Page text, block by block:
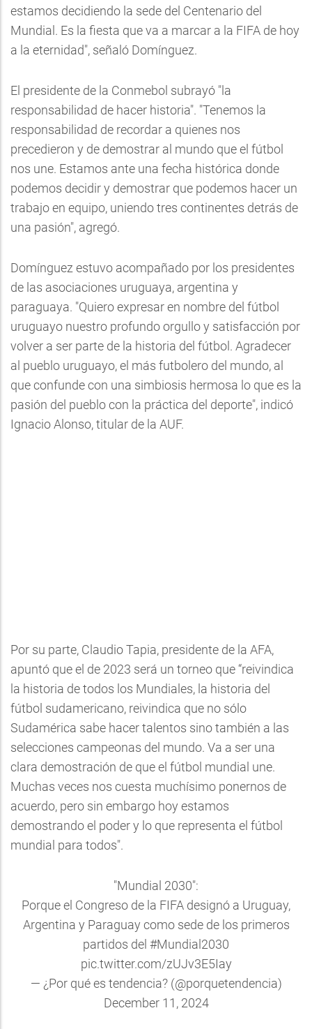
estamos decidiendo la sede del Centenario del
Mundial. Es la fiesta que va a marcar a la FIFA de hoy
a la eternidad", señaló Domínguez.
El presidente de la Conmebol subrayó "la
responsabilidad de hacer historia". "Tenemos la
responsabilidad de recordar a quienes nos
precedieron y de demostrar al mundo que el fútbol
nos une. Estamos ante una fecha histórica donde
podemos decidir y demostrar que podemos hacer un
trabajo en equipo, uniendo tres continentes detrás de
una pasión", agregó.
Domínguez estuvo acompañado por los presidentes
de las asociaciones uruguaya, argentina y
paraguaya. "Quiero expresar en nombre del fútbol
uruguayo nuestro profundo orgullo y satisfacción por
volver a ser parte de la historia del fútbol. Agradecer
al pueblo uruguayo, el más futbolero del mundo, al
que confunde con una simbiosis hermosa lo que es la
pasión del pueblo con la práctica del deporte", indicó
Ignacio Alonso, titular de la AUF.
Por su parte, Claudio Tapia, presidente de la AFA,
apuntó que el de 2023 será un torneo que “reivindica
la historia de todos los Mundiales, la historia del
fútbol sudamericano, reivindica que no sólo
Sudamérica sabe hacer talentos sino también a las
selecciones campeonas del mundo. Va a ser una
clara demostración de que el fútbol mundial une.
Muchas veces nos cuesta muchísimo ponernos de
acuerdo, pero sin embargo hoy estamos
demostrando el poder y lo que representa el fútbol
mundial para todos".
"Mundial 2030":
Porque el Congreso de la FIFA designó a Uruguay,
Argentina y Paraguay como sede de los primeros
partidos del #Mundial2030
pic.twitter.com/zUJv3E5Iay
— ¿Por qué es tendencia? (@porquetendencia)
December 11, 2024